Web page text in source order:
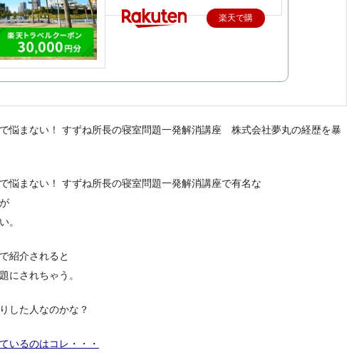
楽天で購
悩まない！ すずね所長の寝室問題一発解消講座 株式会社夢丸の経歴を暴
悩まない！ すずね所長の寝室問題一発解消講座で有名な
。
紹介されると
にされちゃう。
した人なのかな？
いるのはコレ・・・